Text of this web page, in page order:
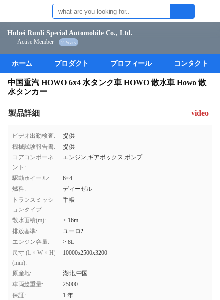
Hubei Runli Special Automobile Co., Ltd.
Active Member 2 Years
ホーム プロダクト プロフィール コンタクト
中国重汽 HOWO 6x4 水タンク車 HOWO 散水車 Howo 散
水タンカー
製品詳細 video
ビデオ出勤検査:
提供
機械試験報告書:
提供
コアコンポーネ
ント:
エンジン,ギアボックス,ポンプ
駆動ホイール:
6×4
燃料:
ディーゼル
トランスミッシ
ョンタイプ:
手帳
散水面積(m):
> 16m
排放基準:
ユーロ2
エンジン容量:
> 8L
尺寸 (L × W × H)
(mm):
10000x2500x3200
原産地:
湖北,中国
車両総重量:
25000
保証:
1 年